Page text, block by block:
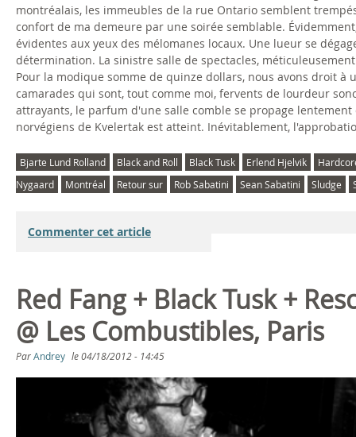
montréalais, les immeubles de la rue Ontario semblent
confort de ma demeure par une soirée semblable.
évidentes aux yeux des mélomanes locaux. Une lueur se
détermination. La sinistre salle de spectacles,
Pour la modique somme de quinze dollars, nous avons droit
camarades qui sont, tout comme moi, fervents de lourdeur
attrayants, le parfum d'une salle comble se propage
norvégiens de Kvelertak est atteint. Inévitablement,
Bjarte Lund Rolland Black and Roll Black Tusk Erlend Hjelvik
Nygaard
Montréal Retour sur Rob Sabatini Sean Sabatini Sludge
Commenter cet article
Red Fang + Black Tusk +
@ Les Combustibles, Paris
ParAndrey le04/18/2012 - 14:45